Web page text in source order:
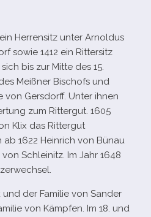
Herrensitz unter Arnoldus
sowie 1412 ein Rittersitz
bis zur Mitte des 15.
Meißner Bischofs und
von Gersdorff. Unter ihnen
zum Rittergut. 1605
Klix das Rittergut
1622 Heinrich von Bünau
Schleinitz. Im Jahr 1648
der Familie von Sander
von Kämpfen. Im 18. und